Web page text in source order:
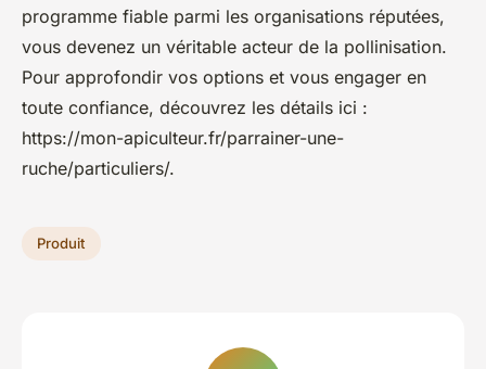
programme fiable parmi les organisations réputées,
vous devenez un véritable acteur de la pollinisation.
Pour approfondir vos options et vous engager en
toute confiance, découvrez les détails ici :
https://mon-apiculteur.fr/parrainer-une-
ruche/particuliers/.
Produit